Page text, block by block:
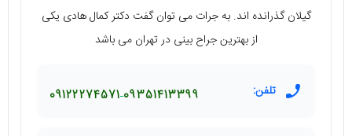
گیلان گذرانده اند. به جرات می توان گفت دکتر کمال هادی یکی
از بهترین جراح بینی در تهران می باشد
تلفن: 09351413399
09122274571